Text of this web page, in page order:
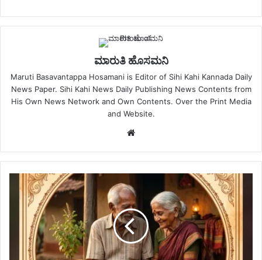
ಮಾರುತಿ ಹೊಸಮನಿ
Maruti Basavantappa Hosamani is Editor of Sihi Kahi Kannada Daily
News Paper. Sihi Kahi News Daily Publishing News Contents from
His Own News Network and Own Contents. Over the Print Media
and Website.
Website